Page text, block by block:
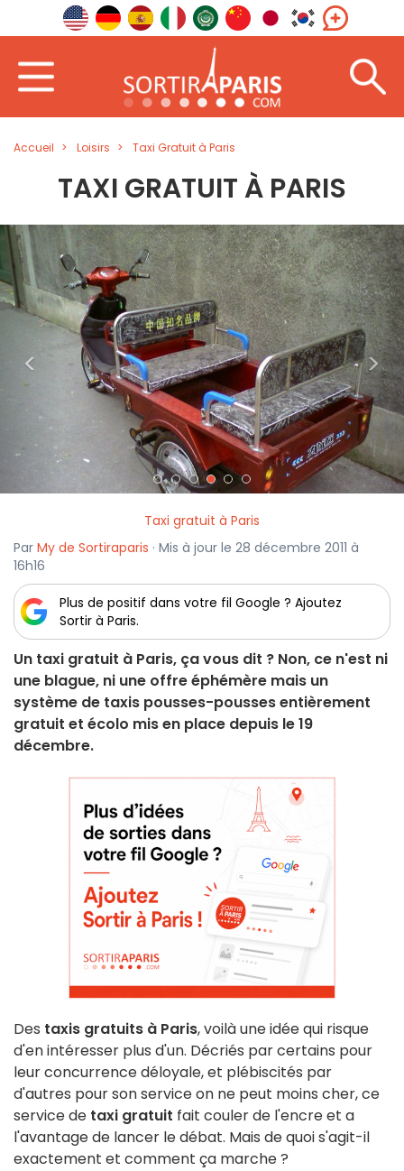
Accueil Loisirs Taxi Gratuit à Paris
TAXI GRATUIT À PARIS
< >
Taxi gratuit à Paris
Par My de Sortiraparis · Mis à jour le 28 décembre 2011 à
16h16
Plus de positif dans votre fil Google ? Ajoutez
Sortir à Paris.
Un taxi gratuit à Paris, ça vous dit ? Non, ce n'est ni
une blague, ni une offre éphémère mais un
système de taxis pousses-pousses entièrement
gratuit et écolo mis en place depuis le 19
décembre.
Des taxis gratuits à Paris, voilà une idée qui risque
d'en intéresser plus d'un. Décriés par certains pour
leur concurrence déloyale, et plébiscités par
d'autres pour son service on ne peut moins cher, ce
service de taxi gratuit fait couler de l'encre et a
l'avantage de lancer le débat. Mais de quoi s'agit-il
exactement et comment ça marche ?